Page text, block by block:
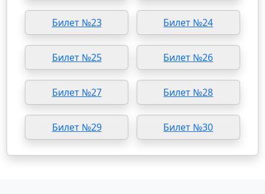
Билет №23 Билет №24
Билет №25 Билет №26
Билет №27 Билет №28
Билет №29 Билет №30